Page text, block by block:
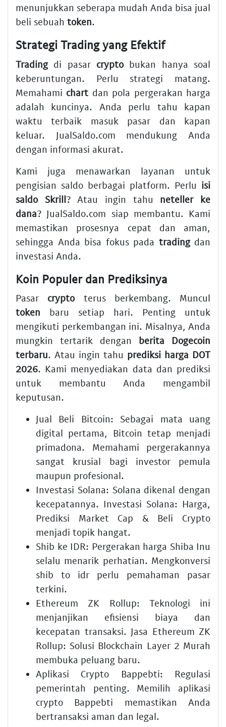
menunjukkan seberapa mudah Anda bisa jual
beli sebuah token.
Strategi Trading yang Efektif
Tradingdi pasar cryptobukan hanya soal
keberuntungan. Perlu strategi matang.
Memahami chart dan pola pergerakan harga
adalah kuncinya. Anda perlu tahu kapan
waktu terbaik masuk pasar dan kapan
keluar. JualSaldo.com mendukung Anda
dengan informasi akurat.
Kami juga menawarkan layanan untuk
pengisian saldo berbagai platform. Perlu isi
saldo Skrill? Atau ingin tahu neteller ke
dana? JualSaldo.com siap membantu. Kami
memastikan prosesnya cepat dan aman,
sehingga Anda bisa fokus pada tradingdan
investasi Anda.
Koin Populer dan Prediksinya
Pasar cryptoterus berkembang. Muncul
token baru setiap hari. Penting untuk
mengikuti perkembangan ini. Misalnya, Anda
mungkin tertarik dengan berita Dogecoin
terbaru. Atau ingin tahu prediksi harga DOT
2026. Kami menyediakan data dan prediksi
untuk membantu Anda mengambil
keputusan.
Jual Beli Bitcoin: Sebagai mata uang
digital pertama, Bitcoin tetap menjadi
primadona. Memahami pergerakannya
sangat krusial bagi investor pemula
maupun profesional.
Investasi Solana: Solana dikenal dengan
kecepatannya. Investasi Solana: Harga,
Prediksi Market Cap & Beli Crypto
menjadi topik hangat.
Shib ke IDR: Pergerakan harga Shiba Inu
selalu menarik perhatian. Mengkonversi
shib to idr perlu pemahaman pasar
terkini.
Ethereum ZK Rollup: Teknologi ini
menjanjikan efisiensi biaya dan
kecepatan transaksi. Jasa Ethereum ZK
Rollup: Solusi Blockchain Layer 2 Murah
membuka peluang baru.
Aplikasi Crypto Bappebti: Regulasi
pemerintah penting. Memilih aplikasi
crypto Bappebti memastikan Anda
bertransaksi aman dan legal.